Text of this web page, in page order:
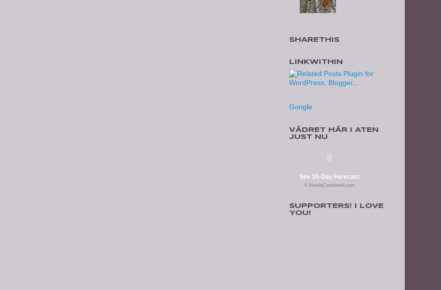
SHARETHIS
LINKWITHIN
Google
VÄDRET HÄR I ATEN
JUST NU
See 10-Day Forecast
© HotelsCombined.com
SUPPORTERS! I LOVE
YOU!